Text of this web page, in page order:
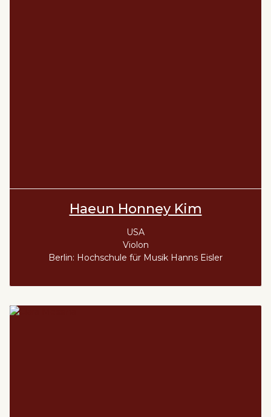
Haeun Honney Kim
USA
Violon
Berlin: Hochschule für Musik Hanns Eisler